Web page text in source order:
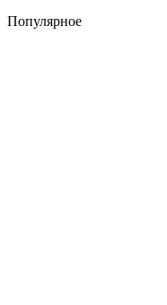
Популярное